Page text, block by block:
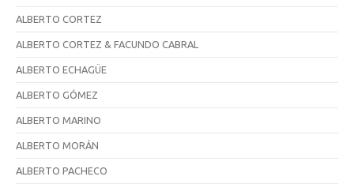
ALBERTO CORTEZ
ALBERTO CORTEZ & FACUNDO CABRAL
ALBERTO ECHAGÜE
ALBERTO GÓMEZ
ALBERTO MARINO
ALBERTO MORÁN
ALBERTO PACHECO